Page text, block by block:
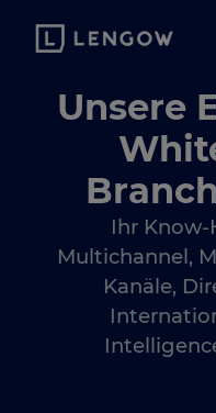
Unsere
Ihr
Multichannel,
Kanäle,